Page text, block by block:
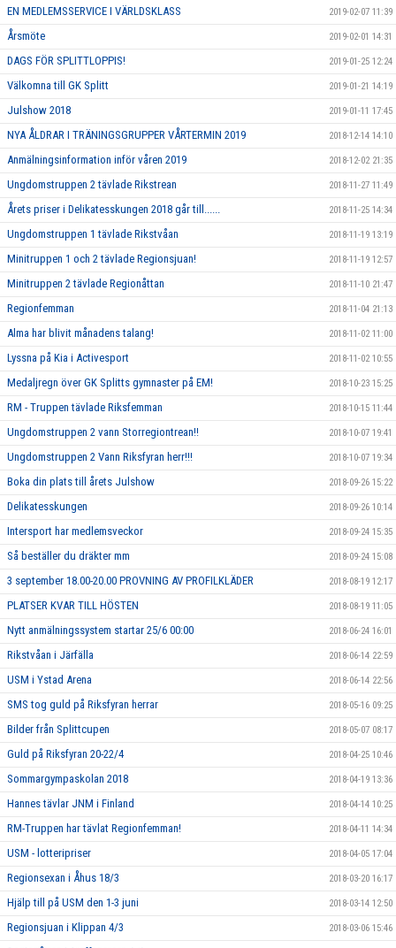
EN MEDLEMSSERVICE I VÄRLDSKLASS 2019-02-07 11:39
Årsmöte 2019-02-01 14:31
DAGS FÖR SPLITTLOPPIS! 2019-01-25 12:24
Välkomna till GK Splitt 2019-01-21 14:19
Julshow 2018 2019-01-11 17:45
NYA ÅLDRAR I TRÄNINGSGRUPPER VÅRTERMIN 2019 2018-12-14 14:10
Anmälningsinformation inför våren 2019 2018-12-02 21:35
Ungdomstruppen 2 tävlade Rikstrean 2018-11-27 11:49
Årets priser i Delikatesskungen 2018 går till...... 2018-11-25 14:34
Ungdomstruppen 1 tävlade Rikstvåan 2018-11-19 13:19
Minitruppen 1 och 2 tävlade Regionsjuan! 2018-11-19 12:57
Minitruppen 2 tävlade Regionåttan 2018-11-10 21:47
Regionfemman 2018-11-04 21:13
Alma har blivit månadens talang! 2018-11-02 11:00
Lyssna på Kia i Activesport 2018-11-02 10:55
Medaljregn över GK Splitts gymnaster på EM! 2018-10-23 15:25
RM - Truppen tävlade Riksfemman 2018-10-15 11:44
Ungdomstruppen 2 vann Storregiontrean!! 2018-10-07 19:41
Ungdomstruppen 2 Vann Riksfyran herr!!! 2018-10-07 19:34
Boka din plats till årets Julshow 2018-09-26 15:22
Delikatesskungen 2018-09-26 10:14
Intersport har medlemsveckor 2018-09-24 15:35
Så beställer du dräkter mm 2018-09-24 15:08
3 september 18.00-20.00 PROVNING AV PROFILKLÄDER 2018-08-19 12:17
PLATSER KVAR TILL HÖSTEN 2018-08-19 11:05
Nytt anmälningssystem startar 25/6 00:00 2018-06-24 16:01
Rikstvåan i Järfälla 2018-06-14 22:59
USM i Ystad Arena 2018-06-14 22:56
SMS tog guld på Riksfyran herrar 2018-05-16 09:25
Bilder från Splittcupen 2018-05-07 08:17
Guld på Riksfyran 20-22/4 2018-04-25 10:46
Sommargympaskolan 2018 2018-04-19 13:36
Hannes tävlar JNM i Finland 2018-04-14 10:25
RM-Truppen har tävlat Regionfemman! 2018-04-11 14:34
USM - lotteripriser 2018-04-05 17:04
Regionsexan i Åhus 18/3 2018-03-20 16:17
Hjälp till på USM den 1-3 juni 2018-03-14 12:50
Regionsjuan i Klippan 4/3 2018-03-06 15:46